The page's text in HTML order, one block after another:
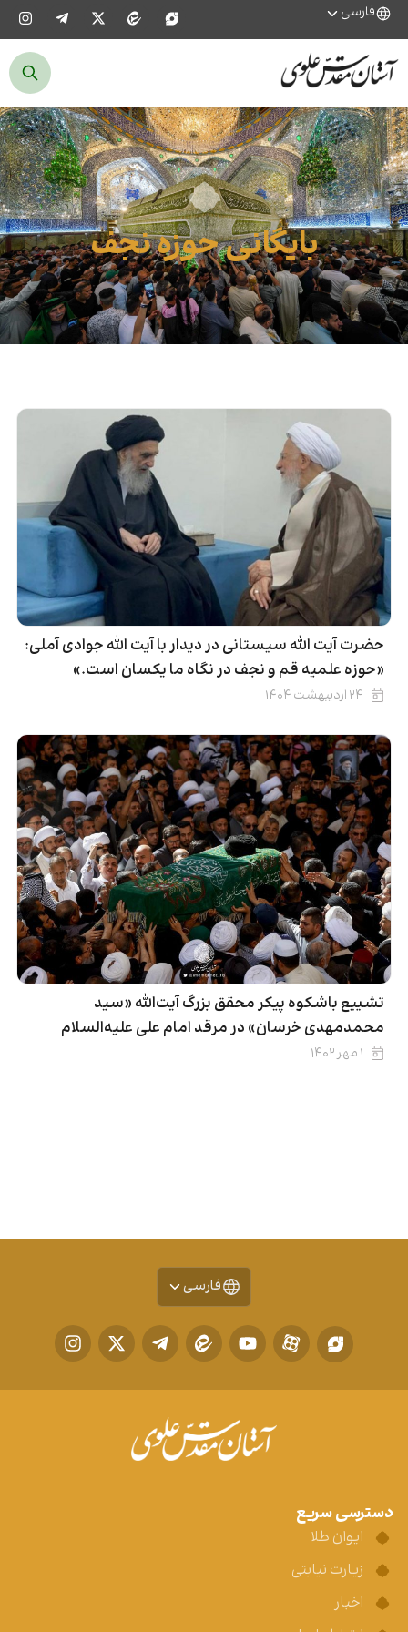
فارسی
بایگانی حوزه نجف
حضرت آیت الله سیستانی در دیدار با آیت الله جوادی آملی:
«حوزه علمیه قم و نجف در نگاه ما یکسان است.»
۲۴ اردیبهشت ۱۴۰۴
تشییع باشکوه پیکر محقق بزرگ آیت‌الله «سید
محمدمهدی خرسان» در مرقد امام علی علیه‌السلام
۱ مهر ۱۴۰۲
فارسی
دسترسی سریع
ایوان طلا
زیارت نیابتی
اخبار